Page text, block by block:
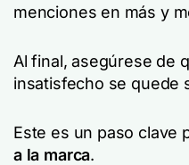
menciones en más y
Al final, asegúrese de
insatisfecho se quede
Este es un paso clave
a la marca.